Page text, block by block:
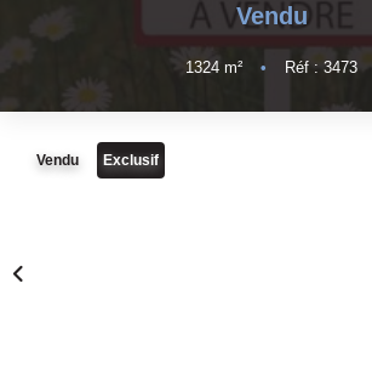
VENDRE
ESTIMER
Vendu
1324 m² • Réf : 3473
Vendu Exclusif